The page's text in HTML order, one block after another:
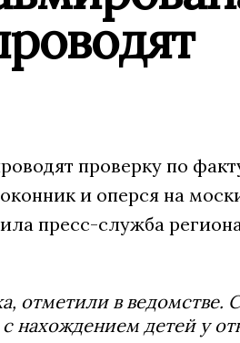
проверку по
и оперся на
пресс-служба
отметили в ведомстве.
нахождением детей у